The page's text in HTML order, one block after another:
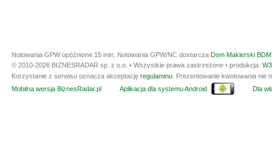
Notowania GPW opóźnione 15 min. Notowania GPW/NC dostarcza Dom Maklerski
© 2010-2026 BIZNESRADAR sp. z o.o. • Wszystkie prawa zastrzeżone • produkcja:
Korzystanie z serwisu oznacza akceptację regulaminu . Prezentowanie kwotowania
Mobilna wersja BiznesRadar.pl
Aplikacja dla systemu Android Dla